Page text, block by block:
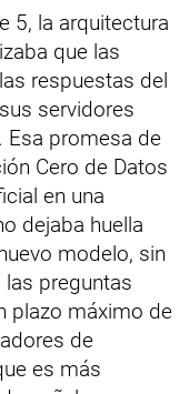
5, la arquitectura
que las
respuestas del
servidores
Esa promesa de
Cero de Datos
en una
dejaba huella
modelo, sin
preguntas
plazo máximo de
de
es más